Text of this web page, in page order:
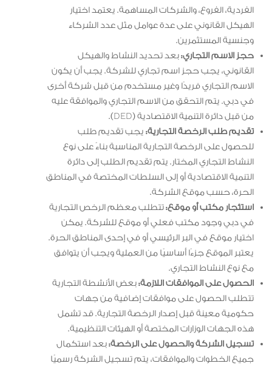
الفردية، الفروع، والشركات المساهمة. يعتمد اختيار
الهيكل القانوني على عدة عوامل مثل عدد الشركاء
وجنسية المستثمرين.
حجز الاسم التجاري:بعد تحديد النشاط والهيكل
القانوني، يجب حجز اسم تجاري للشركة. يجب أن يكون
الاسم التجاري فريدًا وغير مستخدم من قبل شركة أخرى
في دبي. يتم التحقق من الاسم التجاري والموافقة عليه
من قبل دائرة التنمية الاقتصادية (DED).
تقديم طلب الرخصة التجارية: يجب تقديم طلب
للحصول على الرخصة التجارية المناسبة بناءً على نوع
النشاط التجاري المختار. يتم تقديم الطلب إلى دائرة
التنمية الاقتصادية أو إلى السلطات المختصة في المناطق
الحرة، حسب موقع الشركة.
استئجار مكتب أو موقع:تتطلب معظم الرخص التجارية
في دبي وجود مكتب فعلي أو موقع للشركة. يمكن
اختيار موقع في البر الرئيسي أو في إحدى المناطق الحرة.
يعتبر الموقع جزءًا أساسيًا من العملية ويجب أن يتوافق
مع نوع النشاط التجاري.
الحصول على الموافقات اللازمة:بعض الأنشطة التجارية
تتطلب الحصول على موافقات إضافية من جهات
حكومية معينة قبل إصدار الرخصة التجارية. قد تشمل
هذه الجهات الوزارات المختصة أو الهيئات التنظيمية.
تسجيل الشركة والحصول على الرخصة:بعد استكمال
جميع الخطوات والموافقات، يتم تسجيل الشركة رسميًا